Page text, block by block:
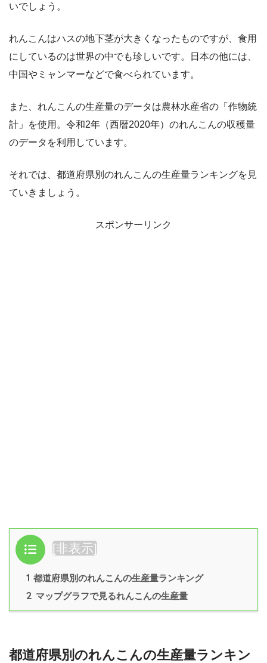
いでしょう。
れんこんはハスの地下茎が大きくなったものですが、食用
にしているのは世界の中でも珍しいです。日本の他には、
中国やミャンマーなどで食べられています。
また、れんこんの生産量のデータは農林水産省の「作物統
計」を使用。令和2年（西暦2020年）のれんこんの収穫量
のデータを利用しています。
それでは、都道府県別のれんこんの生産量ランキングを見
ていきましょう。
スポンサーリンク
目次 [非表示]
1 都道府県別のれんこんの生産量ランキング
2 マップグラフで見るれんこんの生産量
都道府県別のれんこんの生産量ランキン